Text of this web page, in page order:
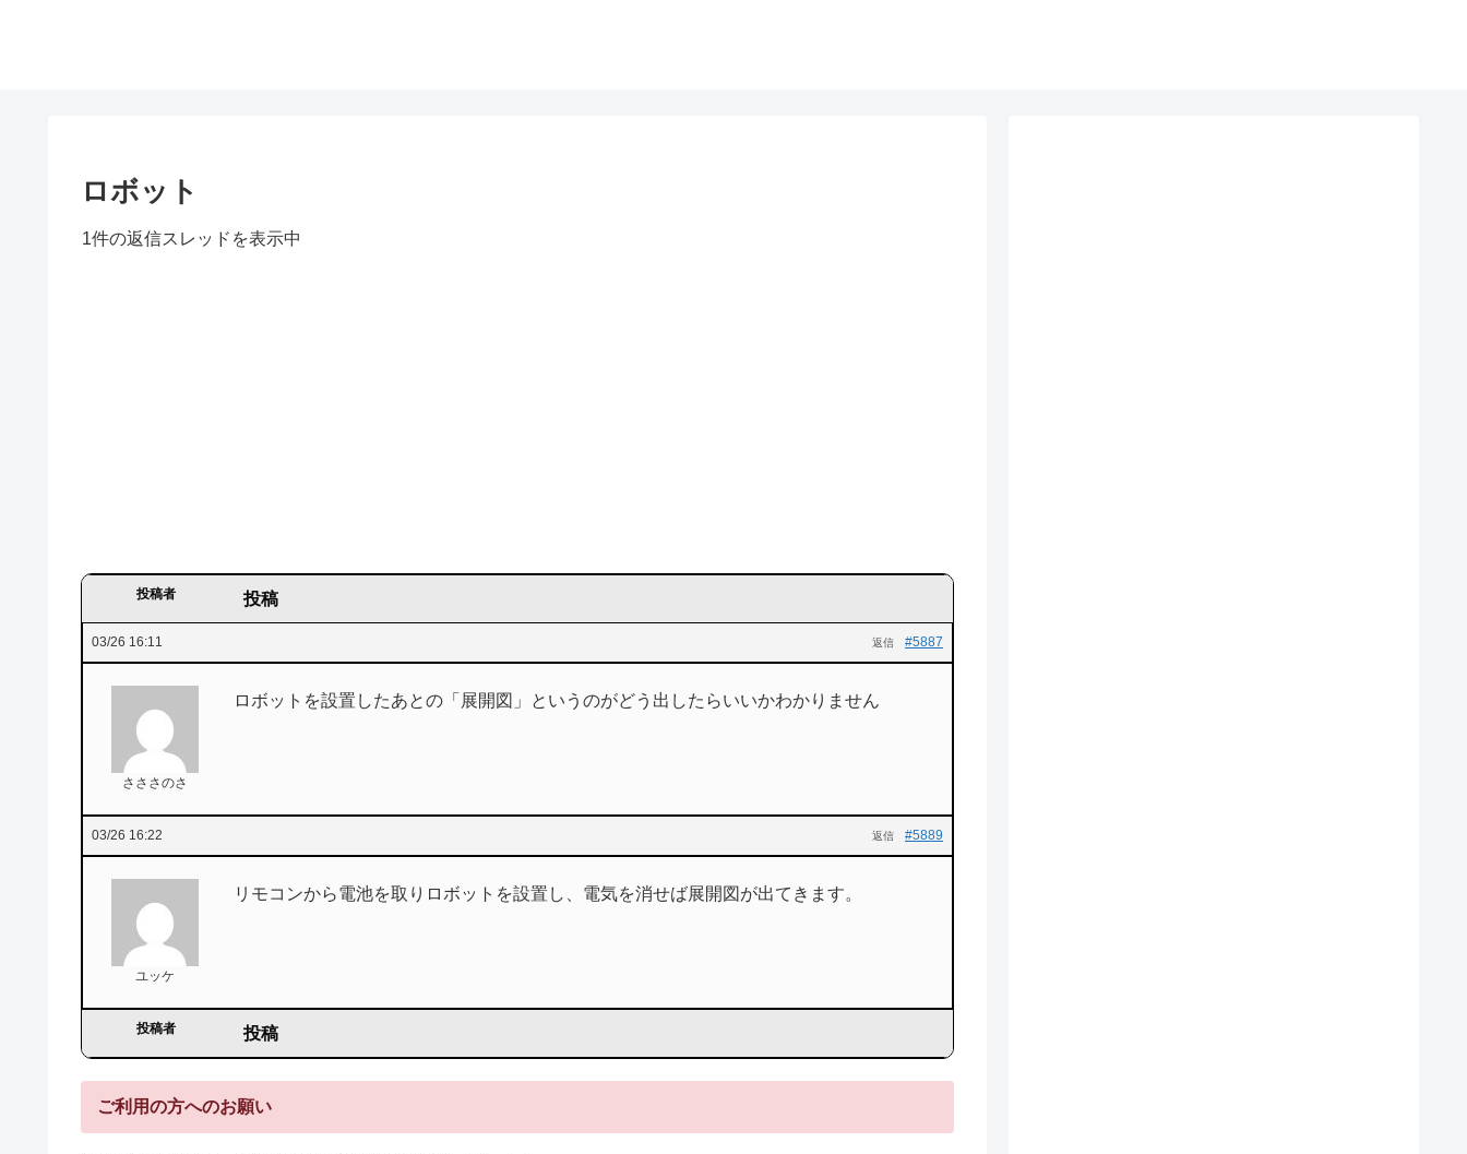
ロボット
1件の返信スレッドを表示中
投稿者 投稿
03/26 16:11 #5887
返信
さささのさ
ロボットを設置したあとの「展開図」というのがどう出したらいいかわかりません
03/26 16:22 #5889
返信
ユッケ
リモコンから電池を取りロボットを設置し、電気を消せば展開図が出てきます。
投稿者 投稿
ご利用の方へのお願い